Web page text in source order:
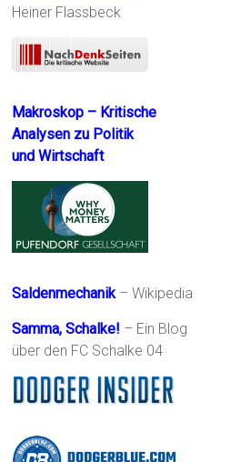
Heiner Flassbeck
Makroskop – Kritische
Analysen zu Politik
und Wirtschaft
Saldenmechanik– Wikipedia
Samma, Schalke! – Ein Blog
über den FC Schalke 04